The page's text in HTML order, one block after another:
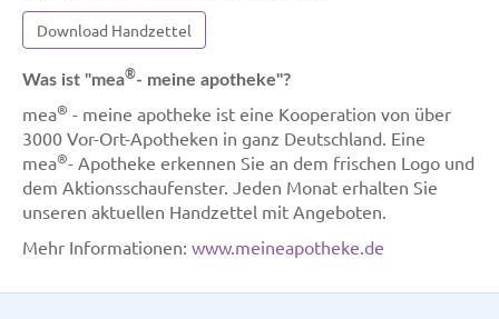
Download Handzettel
Was ist "mea®- meine apotheke"?
mea® - meine apotheke ist eine Kooperation von über
3000 Vor-Ort-Apotheken in ganz Deutschland. Eine
mea®- Apotheke erkennen Sie an dem frischen Logo und
dem Aktionsschaufenster. Jeden Monat erhalten Sie
unseren aktuellen Handzettel mit Angeboten.
Mehr Informationen: www.meineapotheke.de